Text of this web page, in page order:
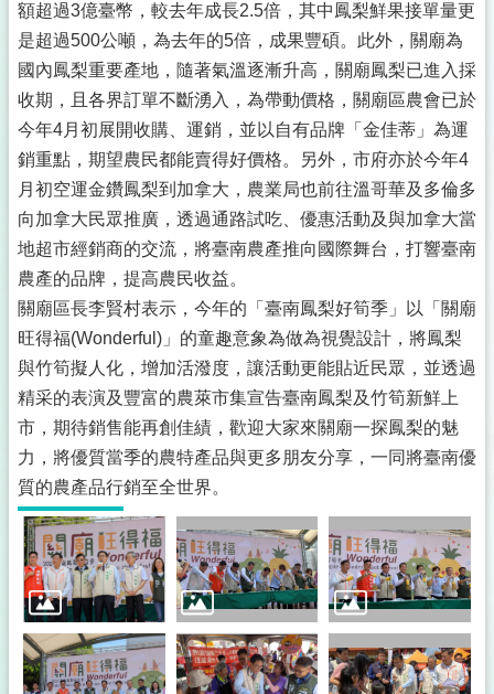
額超過3億臺幣，較去年成長2.5倍，其中鳳梨鮮果接單量更
是超過500公噸，為去年的5倍，成果豐碩。此外，關廟為
國內鳳梨重要產地，隨著氣溫逐漸升高，關廟鳳梨已進入採
收期，且各界訂單不斷湧入，為帶動價格，關廟區農會已於
今年4月初展開收購、運銷，並以自有品牌「金佳蒂」為運
銷重點，期望農民都能賣得好價格。另外，市府亦於今年4
月初空運金鑽鳳梨到加拿大，農業局也前往溫哥華及多倫多
向加拿大民眾推廣，透過通路試吃、優惠活動及與加拿大當
地超市經銷商的交流，將臺南農產推向國際舞台，打響臺南
農產的品牌，提高農民收益。
關廟區長李賢村表示，今年的「臺南鳳梨好筍季」以「關廟
旺得福(Wonderful)」的童趣意象為做為視覺設計，將鳳梨
與竹筍擬人化，增加活潑度，讓活動更能貼近民眾，並透過
精采的表演及豐富的農萊市集宣告臺南鳳梨及竹筍新鮮上
市，期待銷售能再創佳績，歡迎大家來關廟一探鳳梨的魅
力，將優質當季的農特產品與更多朋友分享，一同將臺南優
質的農產品行銷至全世界。